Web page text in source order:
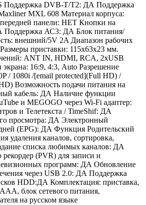
Поддержка DVB-T/T2: ДА Поддержка
MXL 608 Материал корпуса:
панели: НЕТ Кнопки на
Поддержка АС3: ДА Блок питания/
внешний/5V 2A Диапазон рабочих
приставки: 115х63х23 мм.
ANT IN, HDMI, RCA, 2xUSB
16:9, 4:3, Auto Разрешение
/ 1080i /[email protected](Full HD) /
Возможность подачи питания на
кабель: ДА Наличие функции
и MEGOGO через Wi-Fi адаптер:
и Телетекста / TimeShif: ДА
просмотра: ДА Электронный
(EPG): ДА Функция Родительский
удаления каналов, сортировка,
списка любимых каналов: ДА
(PVR) для записи и
программ: ДА Обновление
через USB 2.0: ДА Поддержка
HDD:ДА Комплектация: приставка,
блок сетевого питания,
на русском языке